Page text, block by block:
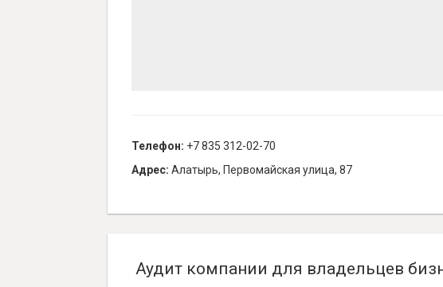
Телефон: +7 835 312-02-70
Адрес: Алатырь, Первомайская улица, 87
Аудит компании для владельцев